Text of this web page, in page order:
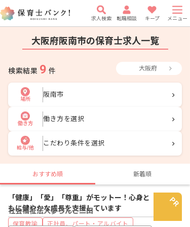
求人検索 転職相談 キープ メニュー
大阪府阪南市の保育士求人一覧
検索結果 9 件 大阪府
場所
阪南市
働き方
働き方を選択
給与/他
こだわり条件を選択
おすすめ順 新着順
社会福祉法人夢らんど二田
保育教諭 正社員、パート・アルバイト
「健康」「愛」「尊重」がモットー！心身と
もに健やかな成長を支援しています